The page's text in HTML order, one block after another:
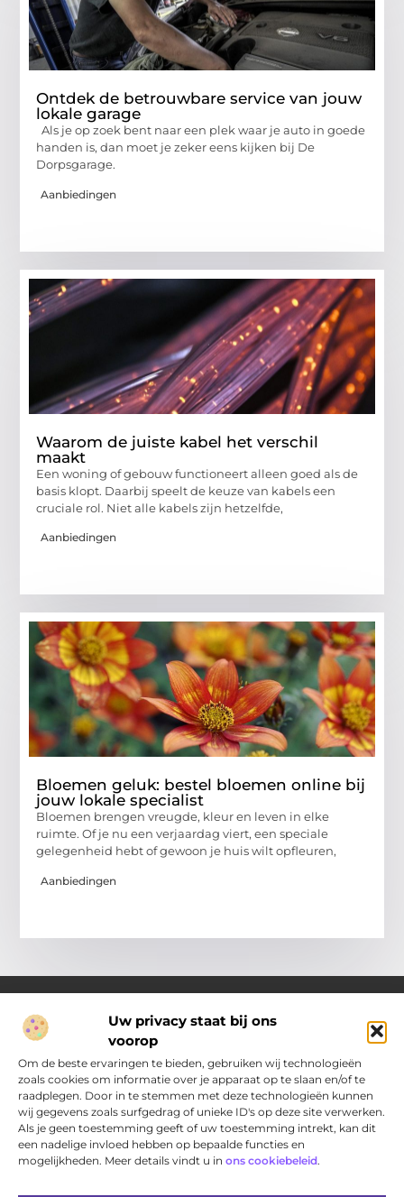
Uw privacy staat bij ons
voorop
Om de beste ervaringen te bieden, gebruiken wij technologieën
zoals cookies om informatie over je apparaat op te slaan en/of te
raadplegen. Door in te stemmen met deze technologieën kunnen
wij gegevens zoals surfgedrag of unieke ID's op deze site verwerken.
Als je geen toestemming geeft of uw toestemming intrekt, kan dit
een nadelige invloed hebben op bepaalde functies en
mogelijkheden. Meer details vindt u in ons cookiebeleid.
Ontdek de betrouwbare service van jouw
lokale garage
Als je op zoek bent naar een plek waar je auto in goede
handen is, dan moet je zeker eens kijken bij De
Dorpsgarage.
Aanbiedingen
Waarom de juiste kabel het verschil
maakt
Een woning of gebouw functioneert alleen goed als de
basis klopt. Daarbij speelt de keuze van kabels een
cruciale rol. Niet alle kabels zijn hetzelfde,
Aanbiedingen
Bloemen geluk: bestel bloemen online bij
jouw lokale specialist
Bloemen brengen vreugde, kleur en leven in elke
ruimte. Of je nu een verjaardag viert, een speciale
gelegenheid hebt of gewoon je huis wilt opfleuren,
Aanbiedingen
Over Pakhuisdelft.nl
Jouw bron voor dagelijkse inspiratie en praktische ideeën
Bij PakhuisDelft.nl vind je een gevarieerd aanbod aan artikelen
en blogs die je helpen om jouw dag nét wat leuker, slimmer en
eenvoudiger te maken.
Main Links